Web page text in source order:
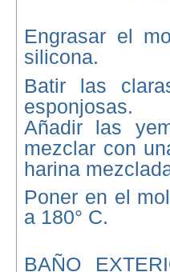
Engrasar el
silicona.
Batir las
esponjosas.
Añadir las
mezclar con
harina
Poner en el
a 180° C.
BAÑO